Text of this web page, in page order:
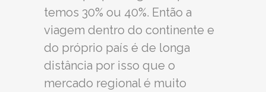
temos 30% ou 40%. Então a
viagem dentro do continente e
do próprio país é de longa
distância por isso que o
mercado regional é muito